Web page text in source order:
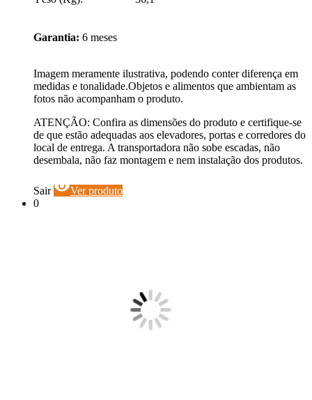
Garantia: 6 meses
Imagem meramente ilustrativa, podendo conter diferença em
medidas e tonalidade.Objetos e alimentos que ambientam as
fotos não acompanham o produto.
ATENÇÃO: Confira as dimensões do produto e certifique-se
de que estão adequadas aos elevadores, portas e corredores do
local de entrega. A transportadora não sobe escadas, não
desembala, não faz montagem e nem instalação dos produtos.
Sair visibilityVer produto
0